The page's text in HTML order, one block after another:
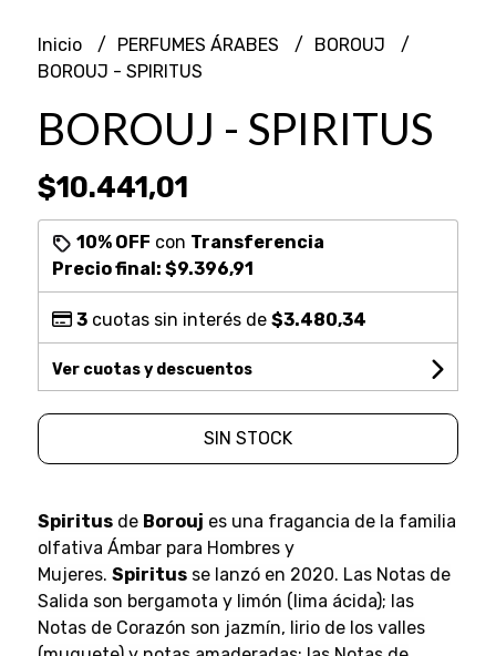
Inicio PERFUMES ÁRABES
BOROUJ
BOROUJ - SPIRITUS
BOROUJ - SPIRITUS
$10.441,01
10% OFF con Transferencia
Precio final: $9.396,91
3cuotas sin interés de $3.480,34
Ver cuotas y descuentos
SIN STOCK
Spiritusde Borouj es una fragancia de la familia
olfativa Ámbar para Hombres y
Mujeres. Spiritusse lanzó en 2020. Las Notas de
Salida son bergamota y limón (lima ácida); las
Notas de Corazón son jazmín, lirio de los valles